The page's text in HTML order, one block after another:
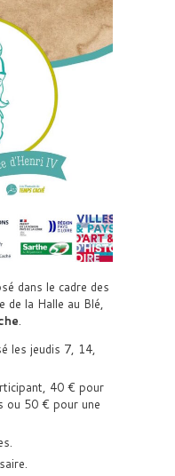
dans le cadre des
de la Halle au Blé,
.
les jeudis 7, 14,
40 € pour
ou 50 € pour une